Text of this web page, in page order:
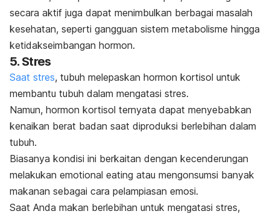
secara aktif juga dapat menimbulkan berbagai masalah
kesehatan, seperti gangguan sistem metabolisme hingga
ketidakseimbangan hormon.
5. Stres
Saat stres, tubuh melepaskan hormon kortisol untuk
membantu tubuh dalam mengatasi stres.
Namun, hormon kortisol ternyata dapat menyebabkan
kenaikan berat badan saat diproduksi berlebihan dalam
tubuh.
Biasanya kondisi ini berkaitan dengan kecenderungan
melakukan emotional eating atau mengonsumsi banyak
makanan sebagai cara pelampiasan emosi.
Saat Anda makan berlebihan untuk mengatasi stres,